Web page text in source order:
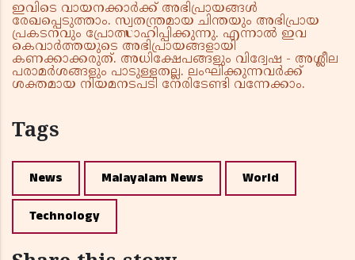
ഇവിടെ വായനക്കാർക്ക് അഭിപ്രായങ്ങൾ
രേഖപ്പെടുത്താം. സ്വതന്ത്രമായ ചിന്തയും അഭിപ്രായ
പ്രകടനവും പ്രോത്സാഹിപ്പിക്കുന്നു. എന്നാൽ ഇവ
കെവാർത്തയുടെ അഭിപ്രായങ്ങളായി
കണക്കാക്കരുത്. അധിക്ഷേപങ്ങളും വിദ്വേഷ - അശ്ലീല
പരാമർശങ്ങളും പാടുള്ളതല്ല. ലംഘിക്കുന്നവർക്ക്
ശക്തമായ നിയമനടപടി നേരിടേണ്ടി വന്നേക്കാം.
Tags
News Malayalam News World
Technology